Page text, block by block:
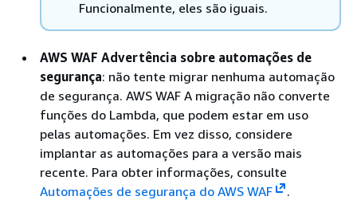
Funcionalmente, eles são iguais.
AWS WAF Advertência sobre automações de
segurança: não tente migrar nenhuma automação
de segurança. AWS WAF A migração não converte
funções do Lambda, que podem estar em uso
pelas automações. Em vez disso, considere
implantar as automações para a versão mais
recente. Para obter informações, consulte
Automações de segurança do AWS WAF
.